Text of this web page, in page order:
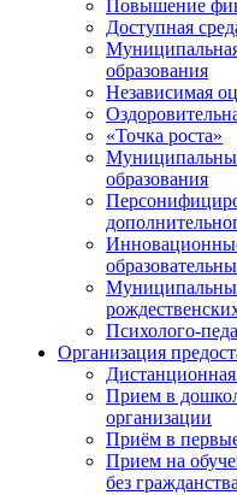
Повышение
Доступная
образования
Независимая
«Точка роста»
образования
Психолого-
Организация
Прием в
организации
Приём в
Прием на
без